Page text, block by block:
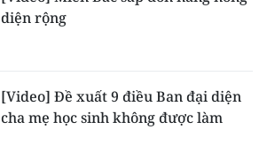
diện rộng
[Video] Đề xuất 9 điều Ban đại diện
cha mẹ học sinh không được làm